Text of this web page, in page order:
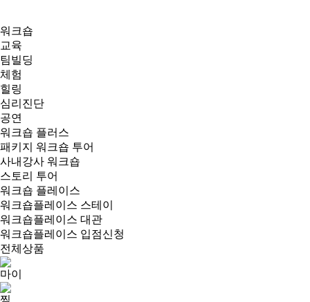
워크숍
교육
팀빌딩
체험
힐링
심리진단
공연
워크숍 플러스
패키지 워크숍 투어
사내강사 워크숍
스토리 투어
워크숍 플레이스
워크숍플레이스 스테이
워크숍플레이스 대관
워크숍플레이스 입점신청
전체상품
마이
찜